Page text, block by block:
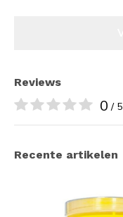
Reviews
0 / 5
Recente artikelen